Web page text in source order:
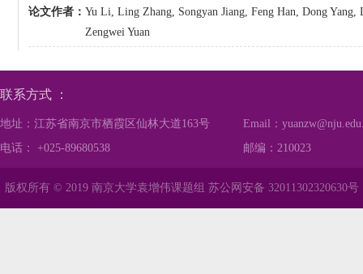
论文作者： Yu Li, Ling Zhang, Songyan Jiang, Feng Han, Dong Yang,
Zengwei Yuan
联系方式 ：
地址：江苏省南京市栖霞区仙林大道163号
电话： +025-89680538
Email：
邮编：210023
版权所有 © 2019 南京大学袁增伟课题组 苏公网安备 32011302320630号